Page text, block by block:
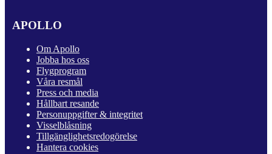
APOLLO
Om Apollo
Jobba hos oss
Flygprogram
Våra resmål
Press och media
Hållbart resande
Personuppgifter & integritet
Visselblåsning
Tillgänglighetsredogörelse
Hantera cookies